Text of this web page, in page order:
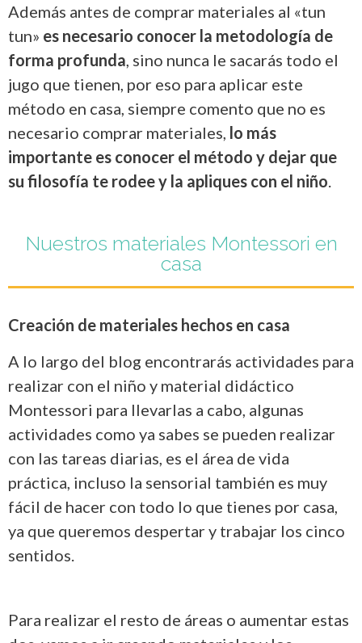
Además antes de comprar materiales al «tun
tun» es necesario conocer la metodología de
forma profunda, sino nunca le sacarás todo el
jugo que tienen, por eso para aplicar este
método en casa, siempre comento que no es
necesario comprar materiales, lo más
importante es conocer el método y dejar que
su filosofía te rodee y la apliques con el niño.
Nuestros materiales Montessori en
casa
Creación de materiales hechos en casa
A lo largo del blog encontrarás actividades para
realizar con el niño y material didáctico
Montessori para llevarlas a cabo, algunas
actividades como ya sabes se pueden realizar
con las tareas diarias, es el área de vida
práctica, incluso la sensorial también es muy
fácil de hacer con todo lo que tienes por casa,
ya que queremos despertar y trabajar los cinco
sentidos.
Para realizar el resto de áreas o aumentar estas